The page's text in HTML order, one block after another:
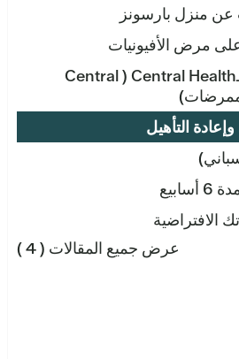
منزل بارسونز
مرض الأفيونيات
خط التمريض لـCentral Health ( Central
التأهيل
الافتراضية
عرض جميع المقالات ( 4 )